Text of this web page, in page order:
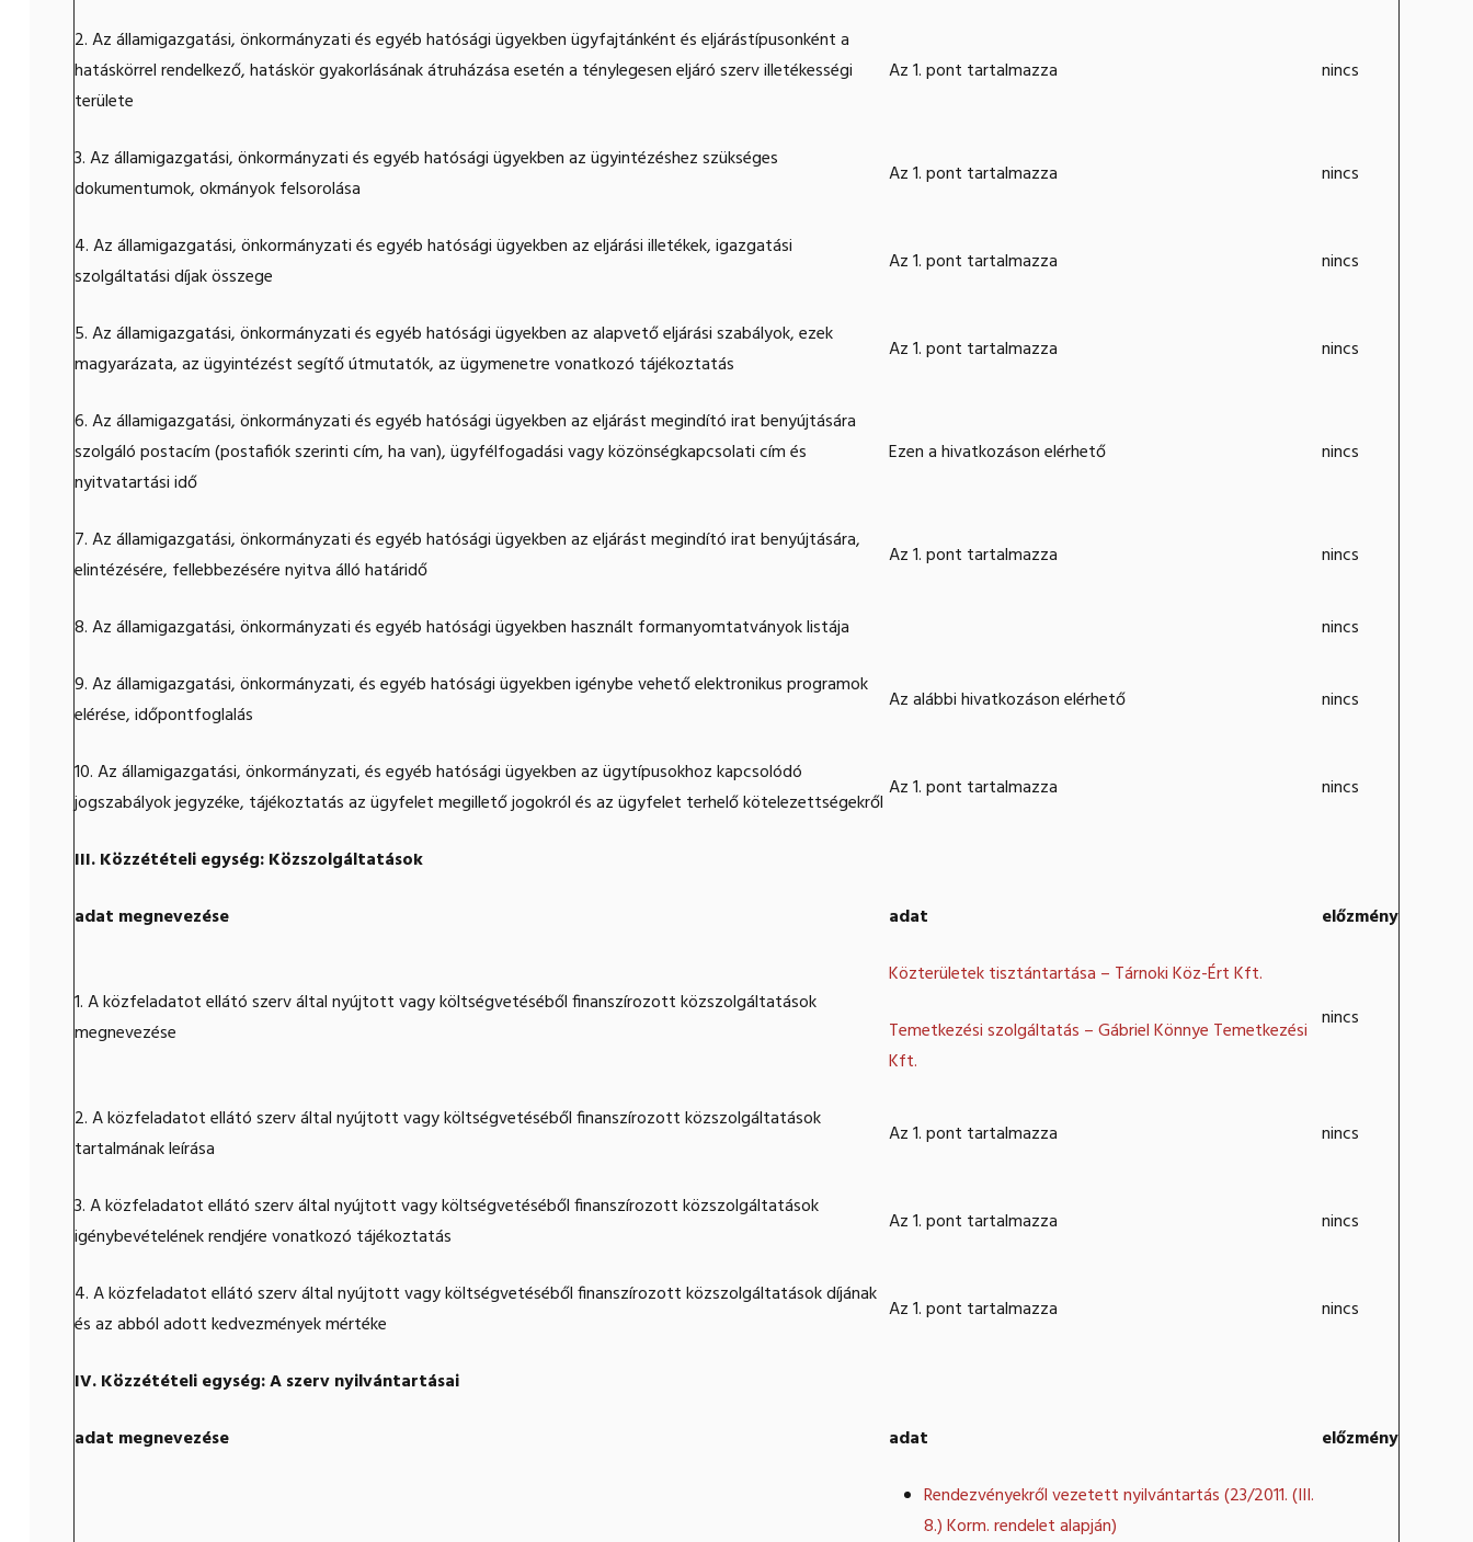
2. Az államigazgatási, önkormányzati és egyéb hatósági ügyekben ügyfajtánként és eljárástípusonként a
hatáskörrel rendelkező, hatáskör gyakorlásának átruházása esetén a ténylegesen eljáró szerv illetékességi
területe
Az 1. pont tartalmazza nincs
3. Az államigazgatási, önkormányzati és egyéb hatósági ügyekben az ügyintézéshez szükséges
dokumentumok, okmányok felsorolása
Az 1. pont tartalmazza nincs
4. Az államigazgatási, önkormányzati és egyéb hatósági ügyekben az eljárási illetékek, igazgatási
szolgáltatási díjak összege
Az 1. pont tartalmazza nincs
5. Az államigazgatási, önkormányzati és egyéb hatósági ügyekben az alapvető eljárási szabályok, ezek
magyarázata, az ügyintézést segítő útmutatók, az ügymenetre vonatkozó tájékoztatás
Az 1. pont tartalmazza nincs
6. Az államigazgatási, önkormányzati és egyéb hatósági ügyekben az eljárást megindító irat benyújtására
szolgáló postacím (postafiók szerinti cím, ha van), ügyfélfogadási vagy közönségkapcsolati cím és
nyitvatartási idő
Ezen a hivatkozáson elérhető nincs
7. Az államigazgatási, önkormányzati és egyéb hatósági ügyekben az eljárást megindító irat benyújtására,
elintézésére, fellebbezésére nyitva álló határidő
Az 1. pont tartalmazza nincs
8. Az államigazgatási, önkormányzati és egyéb hatósági ügyekben használt formanyomtatványok listája
nincs
9. Az államigazgatási, önkormányzati, és egyéb hatósági ügyekben igénybe vehető elektronikus programok
elérése, időpontfoglalás
Az alábbi hivatkozáson elérhető nincs
10. Az államigazgatási, önkormányzati, és egyéb hatósági ügyekben az ügytípusokhoz kapcsolódó
jogszabályok jegyzéke, tájékoztatás az ügyfelet megillető jogokról és az ügyfelet terhelő kötelezettségekről
Az 1. pont tartalmazza nincs
III. Közzétételi egység: Közszolgáltatások
adat megnevezése
adat előzmény
1. A közfeladatot ellátó szerv által nyújtott vagy költségvetéséből finanszírozott közszolgáltatások
megnevezése
Közterületek tisztántartása – Tárnoki Köz-Ért Kft.
Temetkezési szolgáltatás – Gábriel Könnye Temetkezési
Kft.
nincs
2. A közfeladatot ellátó szerv által nyújtott vagy költségvetéséből finanszírozott közszolgáltatások
tartalmának leírása
Az 1. pont tartalmazza nincs
3. A közfeladatot ellátó szerv által nyújtott vagy költségvetéséből finanszírozott közszolgáltatások
igénybevételének rendjére vonatkozó tájékoztatás
Az 1. pont tartalmazza nincs
4. A közfeladatot ellátó szerv által nyújtott vagy költségvetéséből finanszírozott közszolgáltatások díjának
és az abból adott kedvezmények mértéke
Az 1. pont tartalmazza nincs
IV. Közzétételi egység: A szerv nyilvántartásai
adat megnevezése
adat előzmény
Rendezvényekről vezetett nyilvántartás (23/2011. (III.
8.) Korm. rendelet alapján)